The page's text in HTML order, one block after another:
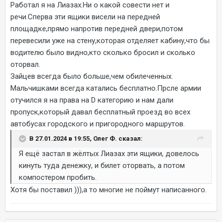
Работал я на Лиазах.Ни о какой совести нет и
речи.Сперва эти ящики висели на передней
площадке,прямо напротив передней двери,потом
перевесили уже на стену,которая отделяет кабину,что бы
водителю было видно,кто сколько бросил и сколько
оторвал.
Зайцев всегда было больше,чем обилеченных.
Мальчишками всегда катались бесплатно.Прсле армии
отучился я на права на D категорию и нам дали
пропуск,который давал бесплатный проезд во всех
автобусах городского и пригородного маршрутов.
В 27.01.2024 в 19:55, Олег Ф. сказал:
Я ещё застал в жёлтых Лиазах эти ящики, довелось
кинуть туда денежку, и билет оторвать, а потом
компостером пробить.
Хотя бы поставил ))),а то многие не поймут написанного.